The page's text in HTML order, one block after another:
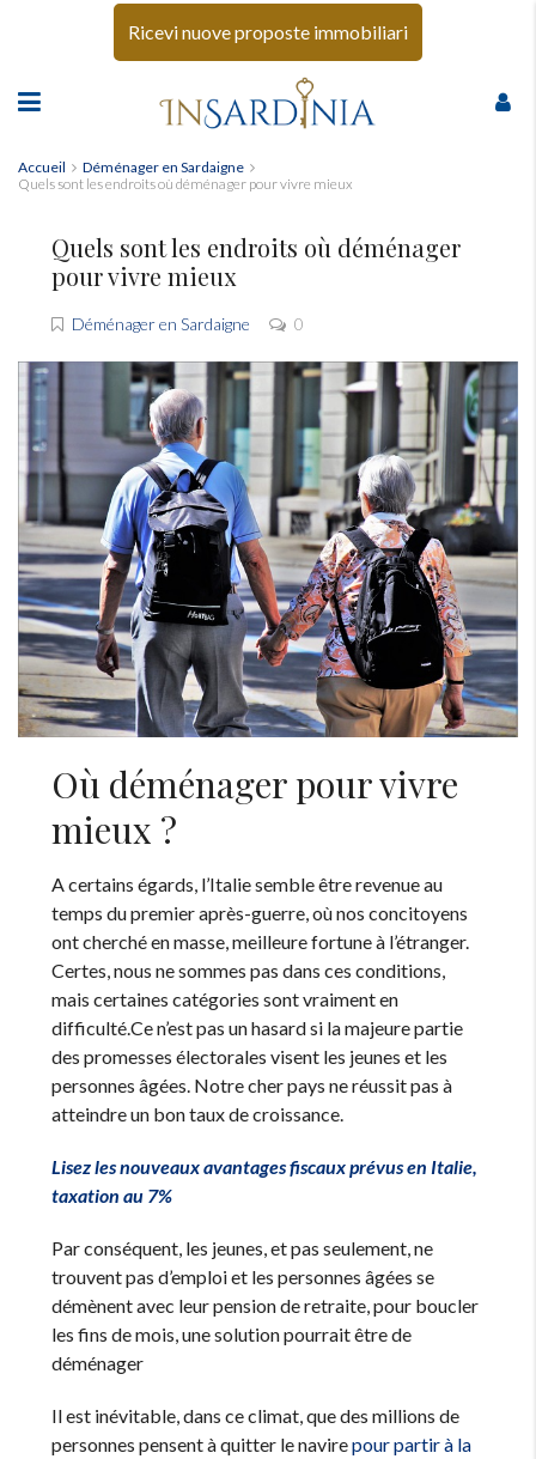
Ricevi nuove proposte immobiliari
Accueil
Déménager en Sardaigne
Quels sont les endroits où déménager pour vivre mieux
Quels sont les endroits où déménager
pour vivre mieux
Déménager en Sardaigne 0
Où déménager pour vivre
mieux ?
A certains égards, l’Italie semble être revenue au
temps du premier après-guerre, où nos concitoyens
ont cherché en masse, meilleure fortune à l’étranger.
Certes, nous ne sommes pas dans ces conditions,
mais certaines catégories sont vraiment en
difficulté.Ce n’est pas un hasard si la majeure partie
des promesses électorales visent les jeunes et les
personnes âgées. Notre cher pays ne réussit pas à
atteindre un bon taux de croissance.
Lisez les nouveaux avantages fiscaux prévus en Italie,
taxation au 7%
Par conséquent, les jeunes, et pas seulement, ne
trouvent pas d’emploi et les personnes âgées se
démènent avec leur pension de retraite, pour boucler
les fins de mois, une solution pourrait être de
déménager
Il est inévitable, dans ce climat, que des millions de
personnes pensent à quitter le navirepour partir à la